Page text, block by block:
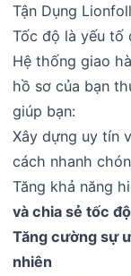
Tận Dụng
Tốc độ là yếu tố
Hệ thống giao
hồ sơ của bạn
giúp bạn:
Xây dựng uy tín
cách nhanh
Tăng khả năng
và chia sẻ tốc
Tăng cường sự
nhiên